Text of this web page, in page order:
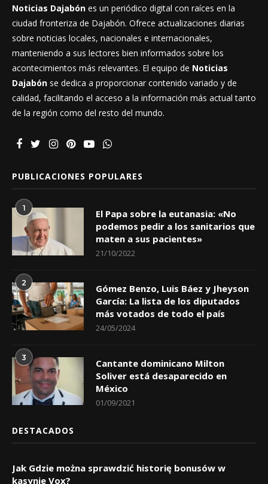
Noticias Dajabón es un periódico digital con raíces en la
ciudad fronteriza de Dajabón. Ofrece actualizaciones diarias
sobre noticias locales, nacionales e internacionales,
manteniendo a sus lectores bien informados sobre los
acontecimientos más relevantes. El equipo de Noticias
Dajabón se dedica a proporcionar contenido variado y de
calidad, facilitando el acceso a la información más actual tanto
de la región como del resto del mundo.
PUBLICACIONES POPULARES
1
El Papa sobre la eutanasia: «No
podemos pedir a los sanitarios que
maten a sus pacientes»
21/10/2022
2
Gómez Benzo, Luis Báez y Jheyson
García: La lista de los diputados
más votados de todo el país
24/05/2024
3
Cantante dominicano Milton
Soliver está desaparecido en
México
01/09/2021
DESTACADOS
Jak Gdzie można sprawdzić historię bonusów w
kasynie Vox?